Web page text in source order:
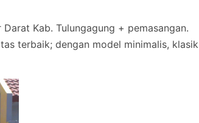
Kab. Tulungagung + pemasangan.
terbaik; dengan model minimalis, klasik